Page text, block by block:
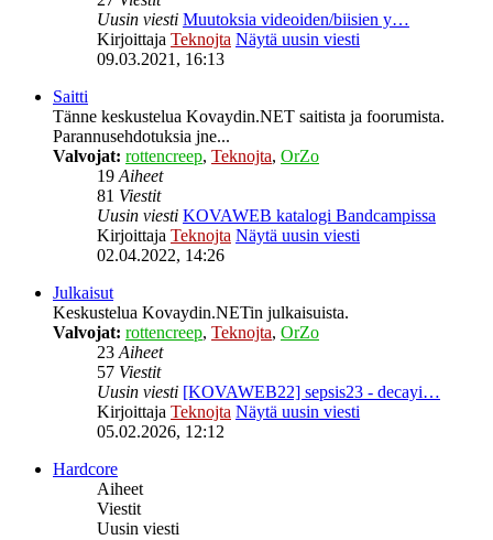
Uusin viesti Muutoksia videoiden/biisien y…
Kirjoittaja Teknojta Näytä uusin viesti
09.03.2021, 16:13
Saitti
Tänne keskustelua Kovaydin.NET saitista ja foorumista.
Parannusehdotuksia jne...
Valvojat: rottencreep, Teknojta, OrZo
19Aiheet
81 Viestit
Uusin viesti KOVAWEB katalogi Bandcampissa
Kirjoittaja Teknojta Näytä uusin viesti
02.04.2022, 14:26
Julkaisut
Keskustelua Kovaydin.NETin julkaisuista.
Valvojat: rottencreep, Teknojta, OrZo
23Aiheet
57 Viestit
Uusin viesti [KOVAWEB22] sepsis23 - decayi…
Kirjoittaja Teknojta Näytä uusin viesti
05.02.2026, 12:12
Hardcore
Aiheet
Viestit
Uusin viesti